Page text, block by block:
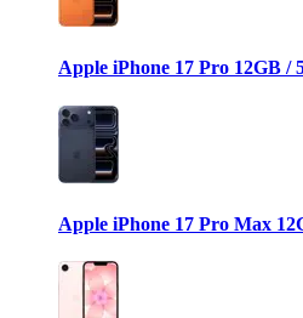
Apple iPhone 17 Pro 12GB /
Apple iPhone 17 Pro Max